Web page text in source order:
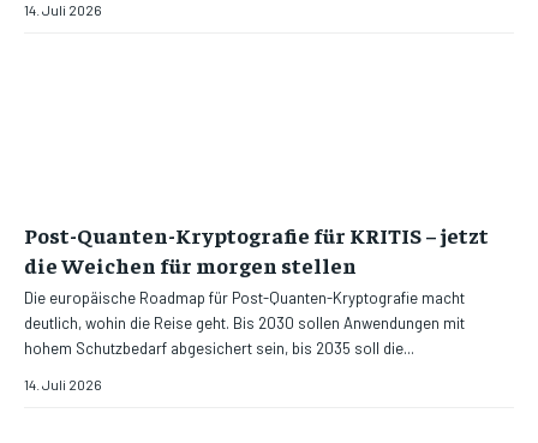
14. Juli 2026
Post-Quanten-Kryptografie für KRITIS – jetzt
die Weichen für morgen stellen
Die europäische Roadmap für Post-Quanten-Kryptografie macht
deutlich, wohin die Reise geht. Bis 2030 sollen Anwendungen mit
hohem Schutzbedarf abgesichert sein, bis 2035 soll die...
14. Juli 2026